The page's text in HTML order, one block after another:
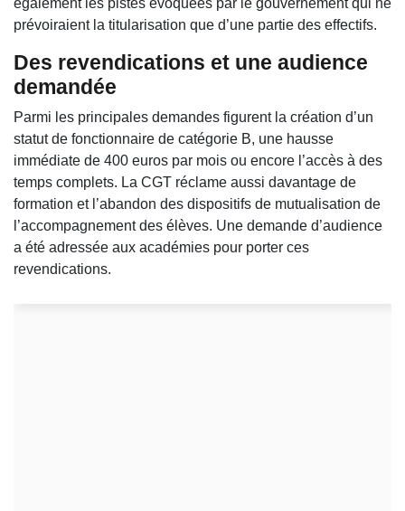
également les pistes évoquées par le gouvernement qui ne
prévoiraient la titularisation que d’une partie des effectifs.
Des revendications et une audience
demandée
Parmi les principales demandes figurent la création d’un
statut de fonctionnaire de catégorie B, une hausse
immédiate de 400 euros par mois ou encore l’accès à des
temps complets. La CGT réclame aussi davantage de
formation et l’abandon des dispositifs de mutualisation de
l’accompagnement des élèves. Une demande d’audience
a été adressée aux académies pour porter ces
revendications.